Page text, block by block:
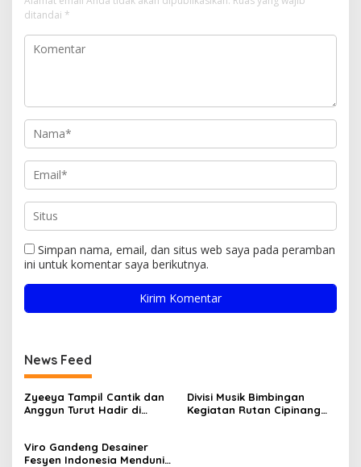
ditandai *
Simpan nama, email, dan situs web saya pada peramban
ini untuk komentar saya berikutnya.
News Feed
Zyeeya Tampil Cantik dan
Anggun Turut Hadir di
Divisi Musik Bimbingan
Kegiatan Rutan Cipinang
Viro Gandeng Desainer
Fesyen Indonesia Mendunia